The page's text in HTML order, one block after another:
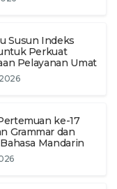
Susun Indeks
Perkuat
Pelayanan Umat
ke-17
Grammar dan
Mandarin